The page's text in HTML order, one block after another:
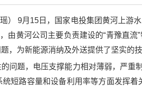
瑶） 9月15日，国家电投集团黄河上
由黄河公司主要负责建设的“青豫直
，为新能源消纳及外送提供了坚实的技
问题，电压支撑能力相对薄弱，严重
短路容量和设备利用率等方面发挥